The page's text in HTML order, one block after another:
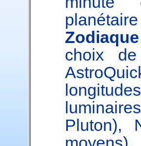
choix
Pluton),